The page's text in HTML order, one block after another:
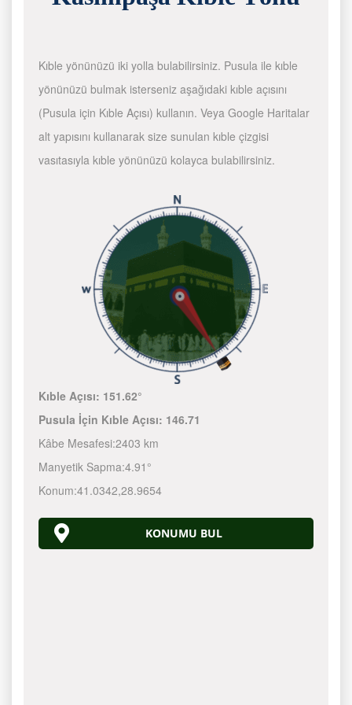
Kıble yönünüzü iki yolla bulabilirsiniz. Pusula ile kıble
yönünüzü bulmak isterseniz aşağıdaki kıble açısını
(Pusula için Kıble Açısı) kullanın. Veya Google Haritalar
alt yapısını kullanarak size sunulan kıble çizgisi
vasıtasıyla kıble yönünüzü kolayca bulabilirsiniz.
Kıble Açısı: 151.62°
Pusula İçin Kıble Açısı: 146.71
Kâbe Mesafesi:2403 km
Manyetik Sapma:4.91°
Konum:41.0342,28.9654
KONUMU BUL